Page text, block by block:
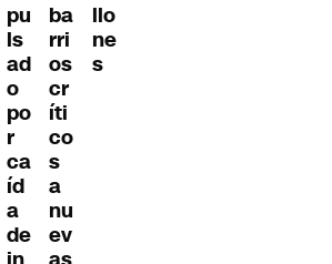
pu
ls
ad
o
po
r
ca
íd
a
de
ba
rri
os
cr
íti
co
s
a
nu
ev
llo
ne
s